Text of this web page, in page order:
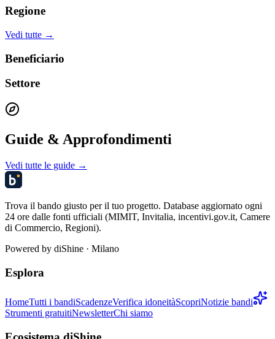
Regione
Vedi tutte →
Beneficiario
Settore
Guide & Approfondimenti
Vedi tutte le guide →
Trova il bando giusto per il tuo progetto. Database aggiornato ogni
24 ore dalle fonti ufficiali (MIMIT, Invitalia, incentivi.gov.it, Camere
di Commercio, Regioni).
Powered by diShine · Milano
Esplora
HomeTutti i bandiScadenzeVerifica idoneitàScopriNotizie bandi
Strumenti gratuitiNewsletterChi siamo